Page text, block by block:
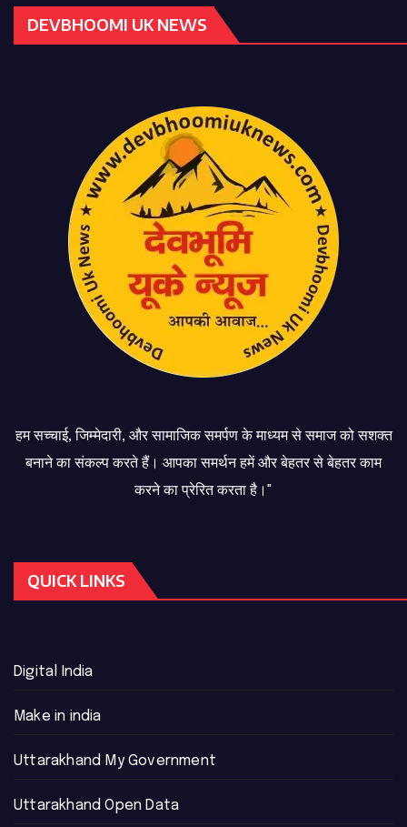
DEVBHOOMI UK NEWS
हम सच्चाई, जिम्मेदारी, और सामाजिक समर्पण के माध्यम से समाज को सशक्त
बनाने का संकल्प करते हैं। आपका समर्थन हमें और बेहतर से बेहतर काम
करने का प्रेरित करता है।"
QUICK LINKS
Digital India
Make in india
Uttarakhand My Government
Uttarakhand Open Data